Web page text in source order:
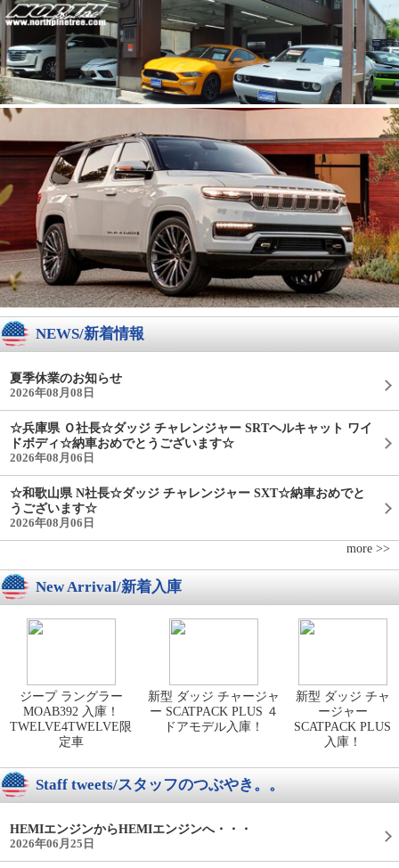
NEWS/新着情報
夏季休業のお知らせ
2026年08月08日
☆兵庫県 Ｏ社長☆ダッジ チャレンジャー SRTヘルキャット ワイ
ドボディ☆納車おめでとうございます☆
2026年08月06日
☆和歌山県 N社長☆ダッジ チャレンジャー SXT☆納車おめでと
うございます☆
2026年08月06日
more >>
New Arrival/新着入庫
ジープ ラングラー
MOAB392 入庫！
TWELVE4TWELVE限
定車
新型 ダッジ チャージャ
ー SCATPACK PLUS ４
ドアモデル入庫！
新型 ダッジ チャ
ージャー
SCATPACK PLUS
入庫！
Staff tweets/スタッフのつぶやき。。
HEMIエンジンからHEMIエンジンへ・・・
2026年06月25日